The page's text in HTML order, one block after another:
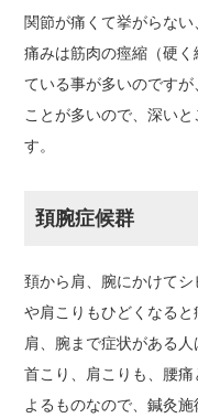
関節が痛くて挙がらない
痛みは筋肉の痙縮（硬
ている事が多いのです
ことが多いので、深い
す。
頚腕症候群
頚から肩、腕にかけて
や肩こりもひどくなる
肩、腕まで症状がある人
首こり、肩こりも、腰
よるものなので、鍼灸